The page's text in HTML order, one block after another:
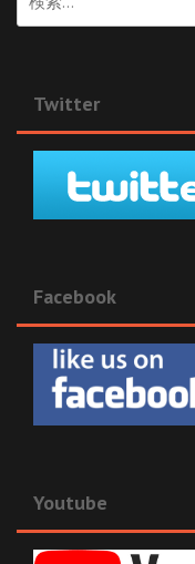
索:
Twitter
Facebook
Youtube